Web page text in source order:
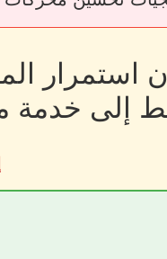
استمرار
إلى خدمة